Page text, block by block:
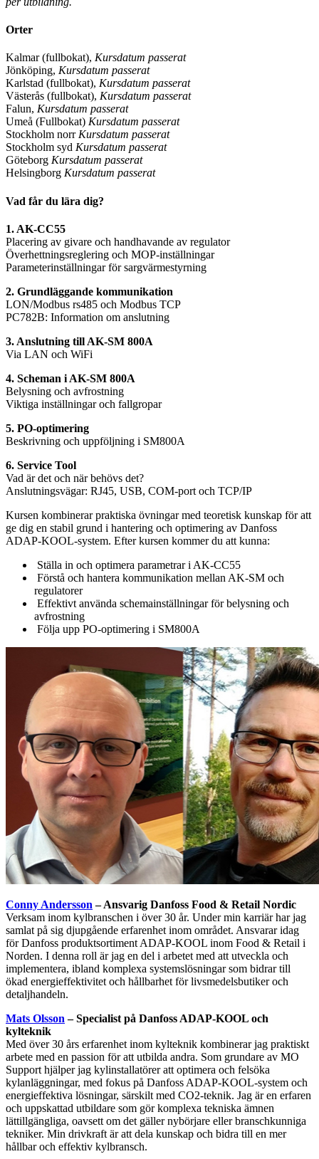
Orter
Kalmar (fullbokat), Kursdatum passerat
Jönköping, Kursdatum passerat
Karlstad (fullbokat), Kursdatum passerat
Västerås (fullbokat), Kursdatum passerat
Falun, Kursdatum passerat
Umeå (Fullbokat) Kursdatum passerat
Stockholm norrKursdatum passerat
Stockholm syd Kursdatum passerat
Göteborg Kursdatum passerat
Helsingborg Kursdatum passerat
Vad får du lära dig?
1. AK-CC55
Placering av givare och handhavande av regulator
Överhettningsreglering och MOP-inställningar
Parameterinställningar för sargvärmestyrning
2. Grundläggande kommunikation
LON/Modbus rs485 och Modbus TCP
PC782B: Information om anslutning
3. Anslutning till AK-SM 800A
Via LAN och WiFi
4. Scheman i AK-SM 800A
Belysning och avfrostning
Viktiga inställningar och fallgropar
5. PO-optimering
Beskrivning och uppföljning i SM800A
6. Service Tool
Vad är det och när behövs det?
Anslutningsvägar: RJ45, USB, COM-port och TCP/IP
Kursen kombinerar praktiska övningar med teoretisk kunskap för att
ge dig en stabil grund i hantering och optimering av Danfoss
ADAP-KOOL-system. Efter kursen kommer du att kunna:
Ställa in och optimera parametrar i AK-CC55
Förstå och hantera kommunikation mellan AK-SM och
regulatorer
Effektivt använda schemainställningar för belysning och
avfrostning
Följa upp PO-optimering i SM800A
Conny Andersson– Ansvarig Danfoss Food & Retail Nordic
Verksam inom kylbranschen i över 30 år. Under min karriär har jag
samlat på sig djupgående erfarenhet inom området. Ansvarar idag
för Danfoss produktsortiment ADAP-KOOL inom Food & Retail i
Norden. I denna roll är jag en del i arbetet med att utveckla och
implementera, ibland komplexa systemslösningar som bidrar till
ökad energieffektivitet och hållbarhet för livsmedelsbutiker och
detaljhandeln.
Mats Olsson– Specialist på Danfoss ADAP-KOOL och
kylteknik
Med över 30 års erfarenhet inom kylteknik kombinerar jag praktiskt
arbete med en passion för att utbilda andra. Som grundare av MO
Support hjälper jag kylinstallatörer att optimera och felsöka
kylanläggningar, med fokus på Danfoss ADAP-KOOL-system och
energieffektiva lösningar, särskilt med CO2-teknik. Jag är en erfaren
och uppskattad utbildare som gör komplexa tekniska ämnen
lättillgängliga, oavsett om det gäller nybörjare eller branschkunniga
tekniker. Min drivkraft är att dela kunskap och bidra till en mer
hållbar och effektiv kylbransch.